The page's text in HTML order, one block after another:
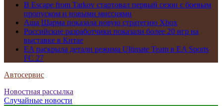
В Escape from Tarkov стартовал первый сезон с боевым
пропуском и новыми миссиями
Аша Шарма показала новую стратегию Xbox
Российские разработчики показали более 20 игр на
выставке в Китае
EA раскрыла детали режима Ultimate Team в EA Sports
FC 27
Автосервис
Новостная рассылка
Случайные новости